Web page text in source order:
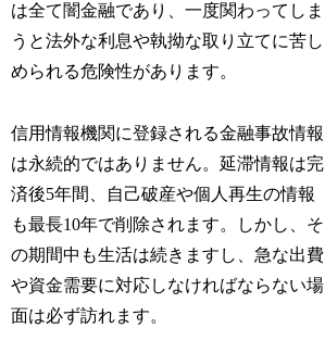
は全て闇金融であり、一度関わってしま
うと法外な利息や執拗な取り立てに苦し
められる危険性があります。
信用情報機関に登録される金融事故情報
は永続的ではありません。延滞情報は完
済後5年間、自己破産や個人再生の情報
も最長10年で削除されます。しかし、そ
の期間中も生活は続きますし、急な出費
や資金需要に対応しなければならない場
面は必ず訪れます。